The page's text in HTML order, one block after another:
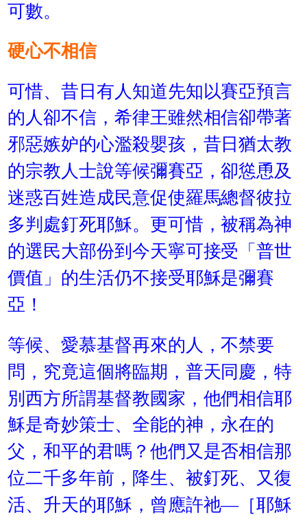
可數。
硬心不相信
可惜、昔日有人知道先知以賽亞預言
的人卻不信，希律王雖然相信卻帶著
邪惡嫉妒的心濫殺嬰孩，昔日猶太教
的宗教人士說等候彌賽亞，卻慫恿及
迷惑百姓造成民意促使羅馬總督彼拉
多判處釘死耶穌。更可惜，被稱為神
的選民大部份到今天寧可接受「普世
價值」的生活仍不接受耶穌是彌賽
亞！
等候、愛慕基督再來的人，不禁要
問，究竟這個將臨期，普天同慶，特
別西方所謂基督教國家，他們相信耶
穌是奇妙策士、全能的神，永在的
父，和平的君嗎？他們又是否相信那
位二千多年前，降生、被釘死、又復
活、升天的耶穌，曾應許祂—［耶穌